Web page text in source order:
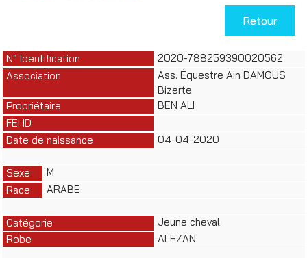
Retour
N° Identification
2020-788259390020562
Association
Ass. Équestre Ain DAMOUS
Bizerte
Propriétaire
BEN ALI
FEI ID
Date de naissance
04-04-2020
Sexe
M
Race
ARABE
Catégorie
Jeune cheval
Robe
ALEZAN